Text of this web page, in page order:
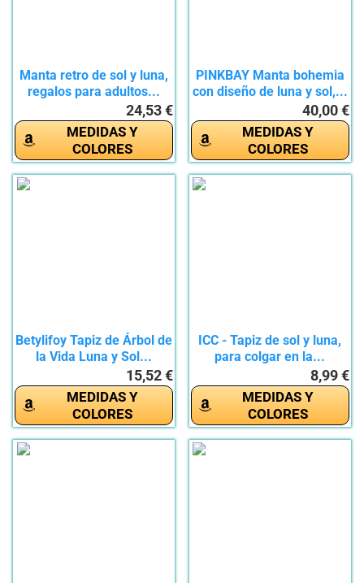
Manta retro de sol y luna,
regalos para adultos...
24,53 €
MEDIDAS Y
COLORES
PINKBAY Manta bohemia
con diseño de luna y sol,...
40,00 €
MEDIDAS Y
COLORES
Betylifoy Tapiz de Árbol de
la Vida Luna y Sol...
15,52 €
MEDIDAS Y
COLORES
ICC - Tapiz de sol y luna,
para colgar en la...
8,99 €
MEDIDAS Y
COLORES